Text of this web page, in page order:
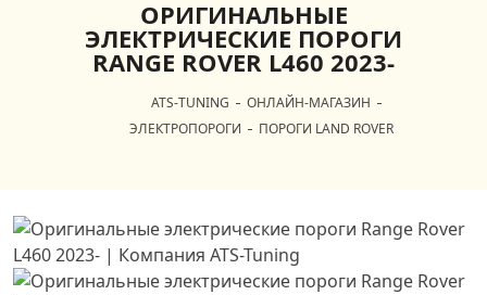
ОРИГИНАЛЬНЫЕ
ЭЛЕКТРИЧЕСКИЕ ПОРОГИ
RANGE ROVER L460 2023-
ATS-TUNING
ОНЛАЙН-МАГАЗИН
ЭЛЕКТРОПОРОГИ
ПОРОГИ LAND ROVER